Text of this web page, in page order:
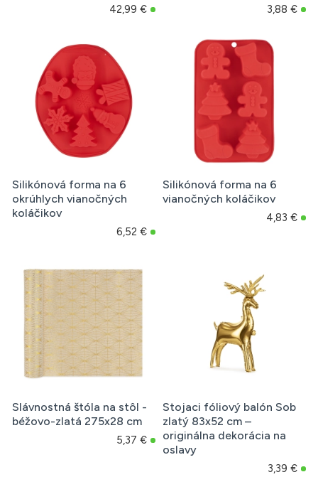
42,99 € 3,88 €
Silikónová forma na 6
okrúhlych vianočných
koláčikov
6,52 €
Silikónová forma na 6
vianočných koláčikov
4,83 €
Slávnostná štóla na stôl -
béžovo-zlatá 275x28 cm
5,37 €
Stojaci fóliový balón Sob
zlatý 83x52 cm –
originálna dekorácia na
oslavy
3,39 €